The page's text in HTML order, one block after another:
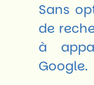
Sans
de
à
Google.